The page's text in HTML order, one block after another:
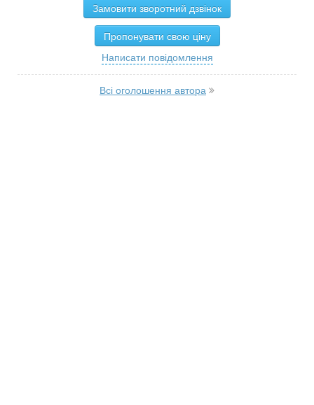
Замовити зворотний дзвінок
Пропонувати свою ціну
Написати повідомлення
Всі оголошення автора